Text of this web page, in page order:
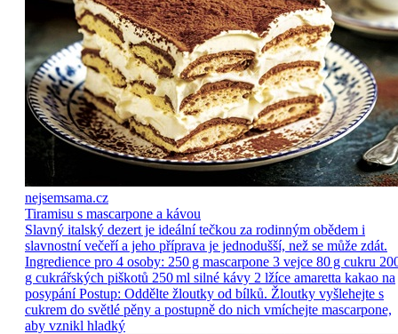
nejsemsama.cz
Tiramisu s mascarpone a kávou
Slavný italský dezert je ideální tečkou za rodinným obědem i
slavnostní večeří a jeho příprava je jednodušší, než se může zdát.
Ingredience pro 4 osoby: 250 g mascarpone 3 vejce 80 g cukru
g cukrářských piškotů 250 ml silné kávy 2 lžíce amaretta kakao na
posypání Postup: Oddělte žloutky od bílků. Žloutky vyšlehejte s
cukrem do světlé pěny a postupně do nich vmíchejte mascarpone,
aby vznikl hladký